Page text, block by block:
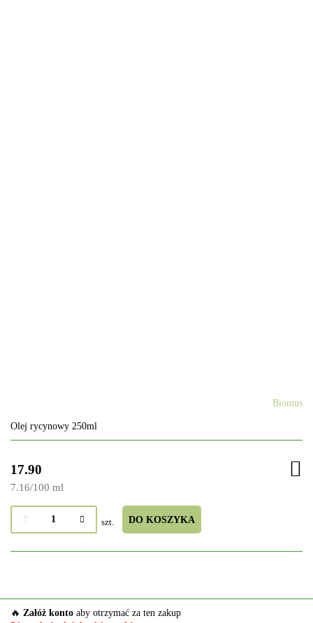
Biomus
Olej rycynowy 250ml
17.90
7.16/100 ml
szt. DO KOSZYKA
🔥 Załóż konto aby otrzymać za ten zakup